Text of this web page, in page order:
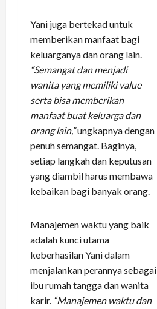
Yani juga bertekad untuk
memberikan manfaat bagi
keluarganya dan orang lain.
“Semangat dan menjadi
wanita yang memiliki value
serta bisa memberikan
manfaat buat keluarga dan
orang lain,”ungkapnya dengan
penuh semangat. Baginya,
setiap langkah dan keputusan
yang diambil harus membawa
kebaikan bagi banyak orang.
Manajemen waktu yang baik
adalah kunci utama
keberhasilan Yani dalam
menjalankan perannya sebagai
ibu rumah tangga dan wanita
karir. “Manajemen waktu dan